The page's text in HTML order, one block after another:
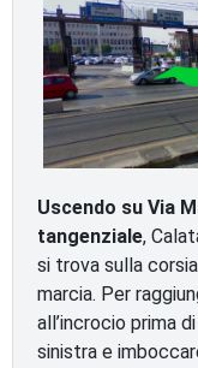
Uscendo su Via
tangenziale,
si trova sulla
marcia. Per
all’incrocio prima
sinistra e